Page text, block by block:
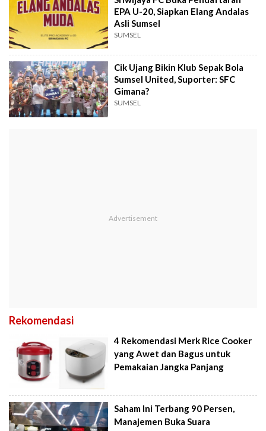
EPA U-20, Siapkan Elang Andalas
Asli Sumsel
SUMSEL
Cik Ujang Bikin Klub Sepak Bola
Sumsel United, Suporter: SFC
Gimana?
SUMSEL
Rekomendasi
4 Rekomendasi Merk Rice Cooker
yang Awet dan Bagus untuk
Pemakaian Jangka Panjang
Saham Ini Terbang 90 Persen,
Manajemen Buka Suara